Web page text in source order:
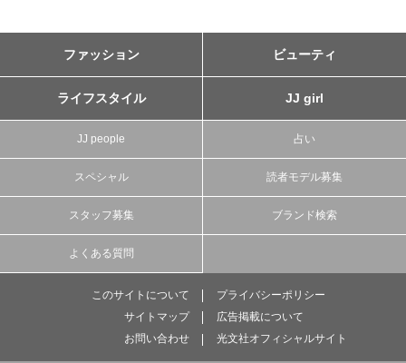
ファッション ビューティ
ライフスタイル JJ girl
JJ people 占い
スペシャル 読者モデル募集
スタッフ募集 ブランド検索
よくある質問
このサイトについて
プライバシーポリシー
サイトマップ
広告掲載について
お問い合わせ
光文社オフィシャルサイト